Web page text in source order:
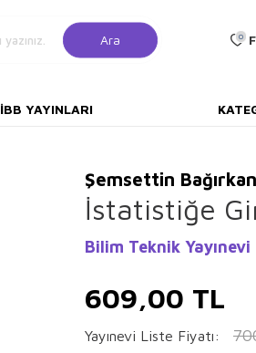
Ara 0
İBB YAYINLARI
Şemsettin Bağırkan
İstatistiğe
Bilim Teknik Yayınevi
609,00 TL
Yayınevi Liste Fiyatı: